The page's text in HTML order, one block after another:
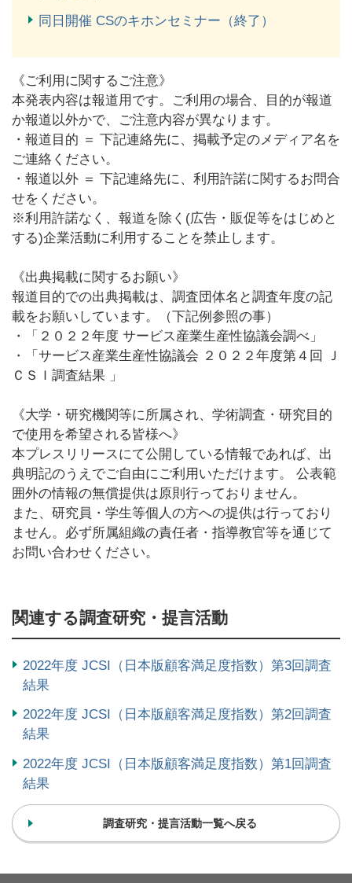
同日開催 CSのキホンセミナー（終了）
《ご利用に関するご注意》
本発表内容は報道用です。ご利用の場合、目的が報道
か報道以外かで、ご注意内容が異なります。
・報道目的 ＝ 下記連絡先に、掲載予定のメディア名を
ご連絡ください。
・報道以外 ＝ 下記連絡先に、利用許諾に関するお問合
せをください。
※利用許諾なく、報道を除く(広告・販促等をはじめと
する)企業活動に利用することを禁止します。
《出典掲載に関するお願い》
報道目的での出典掲載は、調査団体名と調査年度の記
載をお願いしています。（下記例参照の事）
・「２０２２年度 サービス産業生産性協議会調べ」
・「サービス産業生産性協議会 ２０２２年度第４回 Ｊ
ＣＳＩ調査結果 」
《大学・研究機関等に所属され、学術調査・研究目的
で使用を希望される皆様へ》
本プレスリリースにて公開している情報であれば、出
典明記のうえでご自由にご利用いただけます。 公表範
囲外の情報の無償提供は原則行っておりません。
また、研究員・学生等個人の方への提供は行っており
ません。必ず所属組織の責任者・指導教官等を通じて
お問い合わせください。
関連する調査研究・提言活動
2022年度 JCSI（日本版顧客満足度指数）第3回調査
結果
2022年度 JCSI（日本版顧客満足度指数）第2回調査
結果
2022年度 JCSI（日本版顧客満足度指数）第1回調査
結果
調査研究・提言活動一覧へ戻る